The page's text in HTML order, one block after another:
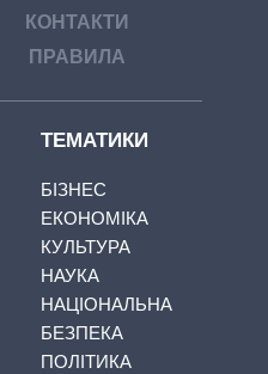
КОНТАКТИ
ПРАВИЛА
ТЕМАТИКИ
БІЗНЕС
ЕКОНОМІКА
КУЛЬТУРА
НАУКА
НАЦІОНАЛЬНА
БЕЗПЕКА
ПОЛІТИКА